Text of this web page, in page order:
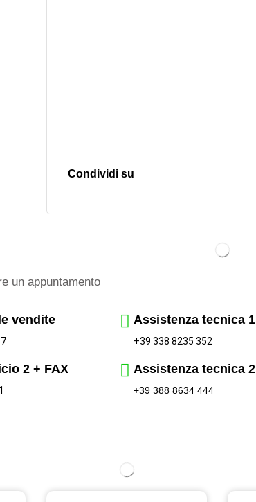
Condividi su
un appuntamento
vendite Assistenza tecnica 1
+39 338 8235 352
2 + FAX Assistenza tecnica 2
+39 388 8634 444